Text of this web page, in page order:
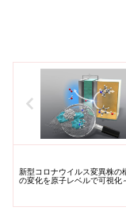
新型コロナウイルス変異株の
の変化を原子レベルで可視化